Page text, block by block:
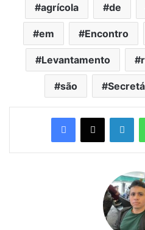
agrícola de
em Encontro
Levantamento
são